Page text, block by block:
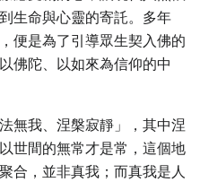
生命與心靈的寄託。多年
便是為了引導眾生契入佛的
佛陀、以如來為信仰的中
無我、涅槃寂靜」，其中涅
世間的無常才是常，這個地
合，並非真我；而真我是人